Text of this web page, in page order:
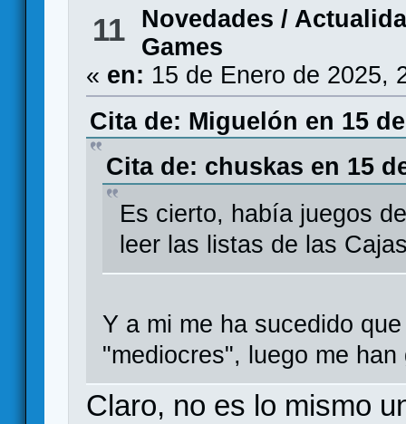
11
Novedades /
Games
« en: 15 de Enero de 2025,
Cita de: Miguelón en 15
Cita de: chuskas en 15
Es cierto, había juegos
leer las listas de las
Y a mi me ha sucedido
"mediocres", luego me
Claro, no es lo mismo